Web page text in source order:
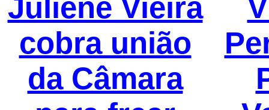
Juliene Vieira
cobra união
da Câmara